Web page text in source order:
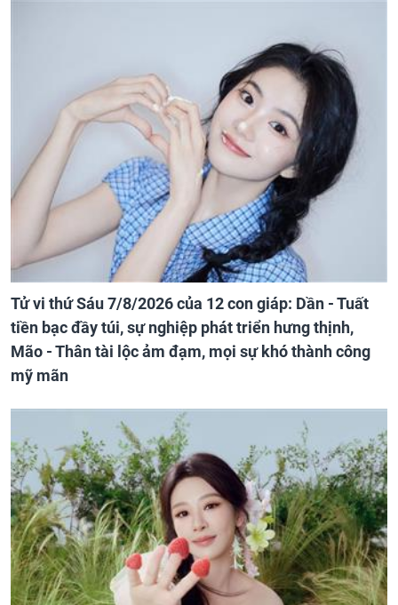
Tử vi thứ Sáu 7/8/2026 của 12 con giáp: Dần - Tuất
tiền bạc đầy túi, sự nghiệp phát triển hưng thịnh,
Mão - Thân tài lộc ảm đạm, mọi sự khó thành công
mỹ mãn